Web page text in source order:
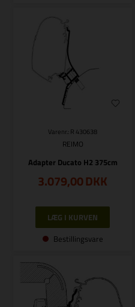
Varenr.: R 430638
REIMO
Adapter Ducato H2 375cm
3.079,00DKK
Bestillingsvare